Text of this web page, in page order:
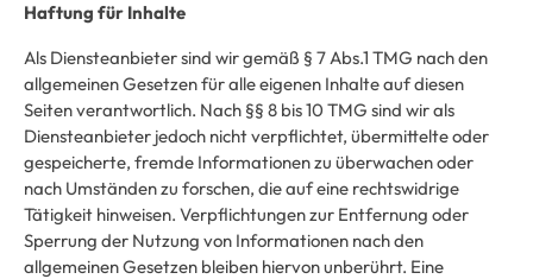
Haftung für Inhalte
Als Diensteanbieter sind wir gemäß § 7 Abs.1 TMG nach den
allgemeinen Gesetzen für alle eigenen Inhalte auf diesen
Seiten verantwortlich. Nach §§ 8 bis 10 TMG sind wir als
Diensteanbieter jedoch nicht verpflichtet, übermittelte oder
gespeicherte, fremde Informationen zu überwachen oder
nach Umständen zu forschen, die auf eine rechtswidrige
Tätigkeit hinweisen. Verpflichtungen zur Entfernung oder
Sperrung der Nutzung von Informationen nach den
allgemeinen Gesetzen bleiben hiervon unberührt. Eine